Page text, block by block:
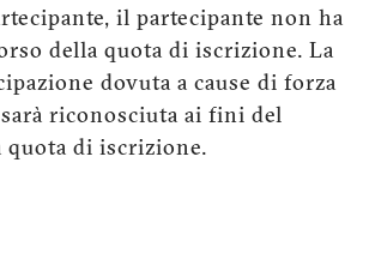
il partecipante non ha
della quota di iscrizione. La
dovuta a cause di forza
riconosciuta ai fini del
quota di iscrizione.